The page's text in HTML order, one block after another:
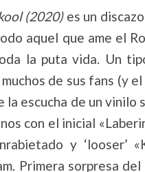
(2020)es un
aquel que ame el
la puta vida. Un
de sus fans (y
escucha de un vinilo
con el inicial
y ‘looser’
Primera sorpresa